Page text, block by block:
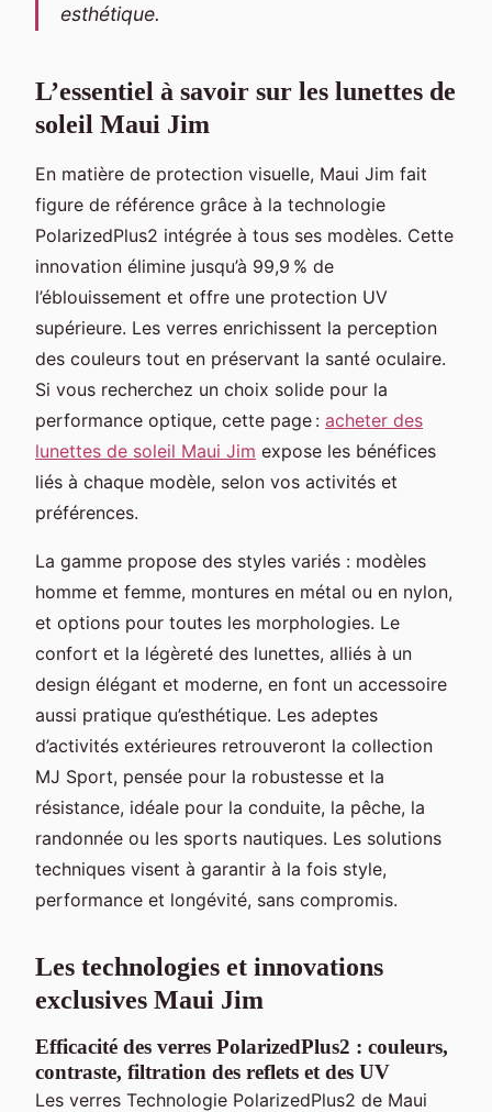
esthétique.
L’essentiel à savoir sur les lunettes de
soleil Maui Jim
En matière de protection visuelle, Maui Jim fait
figure de référence grâce à la technologie
PolarizedPlus2 intégrée à tous ses modèles. Cette
innovation élimine jusqu’à 99,9 % de
l’éblouissement et offre une protection UV
supérieure. Les verres enrichissent la perception
des couleurs tout en préservant la santé oculaire.
Si vous recherchez un choix solide pour la
performance optique, cette page : acheter des
lunettes de soleil Maui Jim expose les bénéfices
liés à chaque modèle, selon vos activités et
préférences.
La gamme propose des styles variés : modèles
homme et femme, montures en métal ou en nylon,
et options pour toutes les morphologies. Le
confort et la légèreté des lunettes, alliés à un
design élégant et moderne, en font un accessoire
aussi pratique qu’esthétique. Les adeptes
d’activités extérieures retrouveront la collection
MJ Sport, pensée pour la robustesse et la
résistance, idéale pour la conduite, la pêche, la
randonnée ou les sports nautiques. Les solutions
techniques visent à garantir à la fois style,
performance et longévité, sans compromis.
Les technologies et innovations
exclusives Maui Jim
Efficacité des verres PolarizedPlus2 : couleurs,
contraste, filtration des reflets et des UV
Les verres Technologie PolarizedPlus2 de Maui